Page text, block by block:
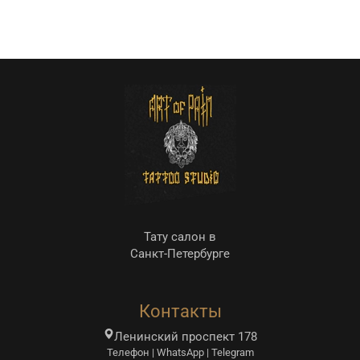
Тату салон в
Санкт-Петербурге
Контакты
Ленинский проспект 178
Телефон | WhatsApp | Telegram